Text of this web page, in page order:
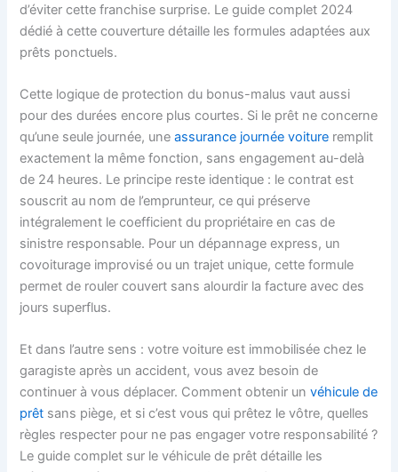
d’éviter cette franchise surprise. Le guide complet 2024
dédié à cette couverture détaille les formules adaptées aux
prêts ponctuels.
Cette logique de protection du bonus-malus vaut aussi
pour des durées encore plus courtes. Si le prêt ne concerne
qu’une seule journée, uneassurance journée voiture remplit
exactement la même fonction, sans engagement au-delà
de 24 heures. Le principe reste identique : le contrat est
souscrit au nom de l’emprunteur, ce qui préserve
intégralement le coefficient du propriétaire en cas de
sinistre responsable. Pour un dépannage express, un
covoiturage improvisé ou un trajet unique, cette formule
permet de rouler couvert sans alourdir la facture avec des
jours superflus.
Et dans l’autre sens : votre voiture est immobilisée chez le
garagiste après un accident, vous avez besoin de
continuer à vous déplacer. Comment obtenir unvéhicule de
prêt sans piège, et si c’est vous qui prêtez le vôtre, quelles
règles respecter pour ne pas engager votre responsabilité ?
Le guide complet sur le véhicule de prêt détaille les